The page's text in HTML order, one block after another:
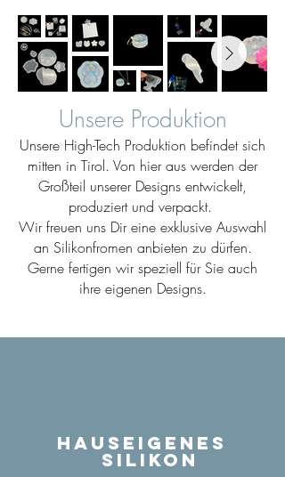
Unsere Produktion
Unsere High-Tech Produktion befindet sich
mitten in Tirol. Von hier aus werden der
Großteil unserer Designs entwickelt,
produziert und verpackt.
Wir freuen uns Dir eine exklusive Auswahl
an Silikonfromen anbieten zu dürfen.
Gerne fertigen wir speziell für Sie auch
ihre eigenen Designs.
Hauseigenes
Silikon